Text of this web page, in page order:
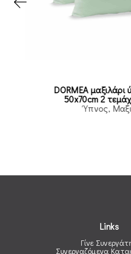
DORMEA
50x70cm 2
Ύπνος
Links
Γίνε
Συνεργαζόμενα